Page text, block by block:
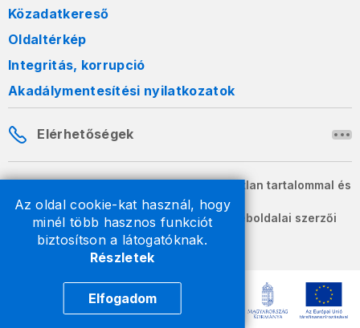
Az oldal cookie-kat használ, hogy
minél több hasznos funkciót
biztosítson a látogatóknak.
Részletek
Elfogadom
Közadatkereső
Oldaltérkép
Integritás, korrupció
Akadálymentesítési nyilatkozatok
Elérhetőségek
A honlapon szereplő információk változatlan tartalommal és
formában szabadon terjeszthetők.
2026 © A Nemzeti Adó- és Vámhivatal weboldalai szerzői
jogvédelem alatt állnak.